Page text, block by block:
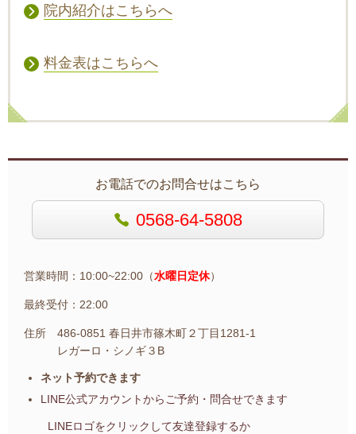
院内紹介はこちらへ
料金表はこちらへ
お電話でのお問合せはこちら
0568-64-5808
営業時間：10:00~22:00（水曜日定休）
最終受付：22:00
住所 486-0851 春日井市篠木町２丁目1281-1
レガーロ・シノギ３B
ネット予約できます
LINE公式アカウントからご予約・問合せできます
LINEロゴをクリックして友達登録するか